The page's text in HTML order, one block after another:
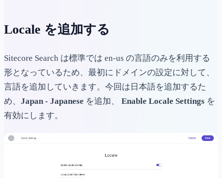
Locale を追加する
Sitecore Search は標準では en-us の言語のみを利用する
形となっているため、最初にドメインの設定に対して、
言語を追加していきます。今回は日本語を追加するた
め、 Japan - Japanese を追加、 Enable Locale Settings を
有効にします。